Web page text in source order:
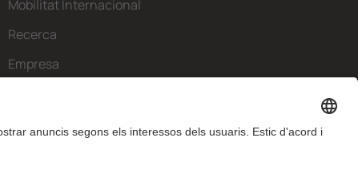
Mobilitat Internacional
Recerca
Empresa